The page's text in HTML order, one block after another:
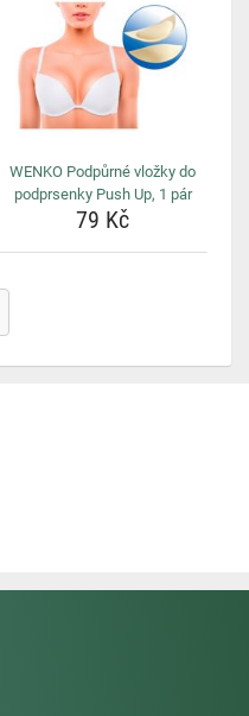
WENKO Podpůrné vložky do
podprsenky Push Up, 1 pár
79 Kč